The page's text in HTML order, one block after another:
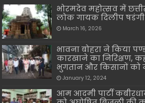
भोरमदेव महोत्सव में
लोक गायक दिलीप षडंगी
March 16, 2026
भावना बोहरा ने किया
कारखाने का निरिक्षण,
भुगतान और किसानों को
January 12, 2024
आम आदमी पार्टी